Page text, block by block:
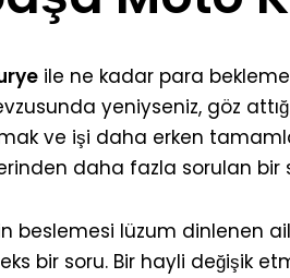
ile ne kadar para
yeniyseniz, göz
ve işi daha erken
daha fazla sorulan bir
beslemesi lüzum dinlenen
bir soru. Bir hayli değişik